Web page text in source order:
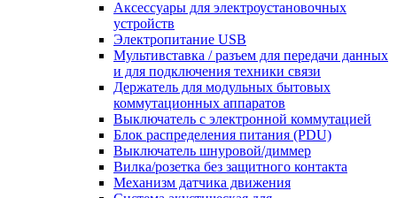
Аксессуары для электроустановочных
устройств
Электропитание USB
Мультивставка / разъем для передачи данных
и для подключения техники связи
Держатель для модульных бытовых
коммутационных аппаратов
Выключатель с электронной коммутацией
Блок распределения питания (PDU)
Выключатель шнуровой/диммер
Вилка/розетка без защитного контакта
Механизм датчика движения